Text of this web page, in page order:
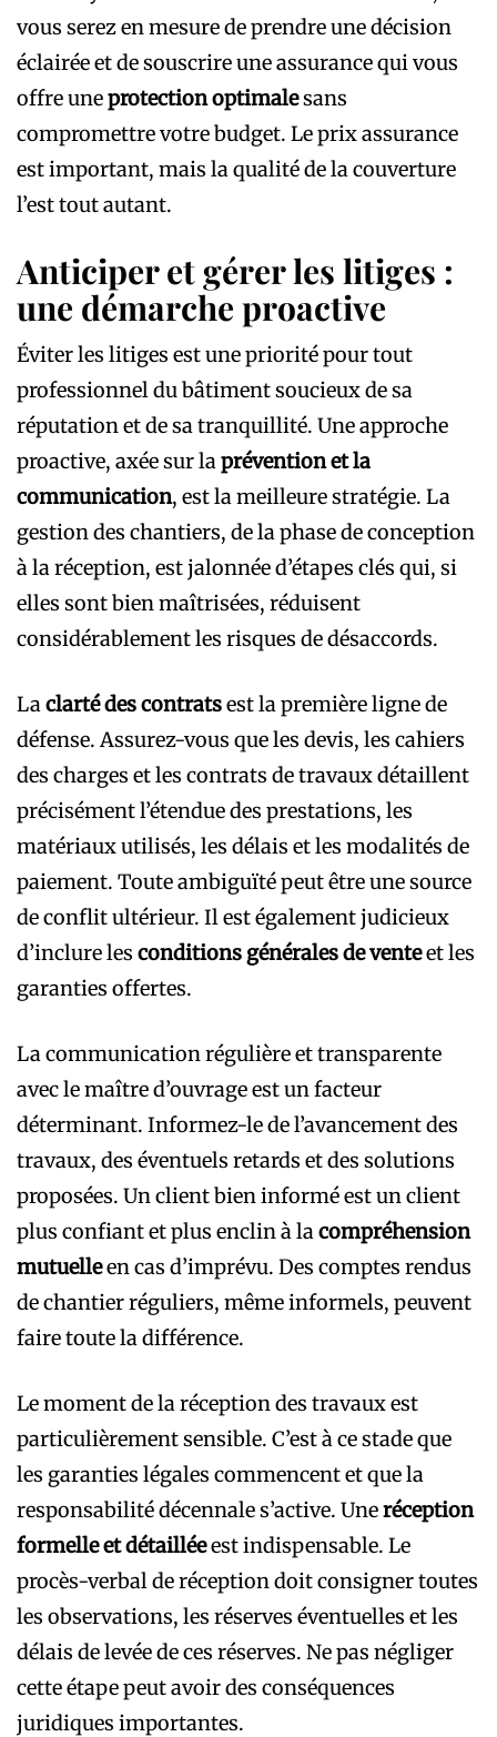
vous serez en mesure de prendre une décision
éclairée et de souscrire une assurance qui vous
offre uneprotection optimalesans
compromettre votre budget. Le prix assurance
est important, mais la qualité de la couverture
l’est tout autant.
Anticiper et gérer les litiges :
une démarche proactive
Éviter les litiges est une priorité pour tout
professionnel du bâtiment soucieux de sa
réputation et de sa tranquillité. Une approche
proactive, axée sur laprévention et la
communication, est la meilleure stratégie. La
gestion des chantiers, de la phase de conception
à la réception, est jalonnée d’étapes clés qui, si
elles sont bien maîtrisées, réduisent
considérablement les risques de désaccords.
Laclarté des contratsest la première ligne de
défense. Assurez-vous que les devis, les cahiers
des charges et les contrats de travaux détaillent
précisément l’étendue des prestations, les
matériaux utilisés, les délais et les modalités de
paiement. Toute ambiguïté peut être une source
de conflit ultérieur. Il est également judicieux
d’inclure les conditions générales de venteet les
garanties offertes.
La communication régulière et transparente
avec le maître d’ouvrage est un facteur
déterminant. Informez-le de l’avancement des
travaux, des éventuels retards et des solutions
proposées. Un client bien informé est un client
plus confiant et plus enclin à lacompréhension
mutuelleen cas d’imprévu. Des comptes rendus
de chantier réguliers, même informels, peuvent
faire toute la différence.
Le moment de la réception des travaux est
particulièrement sensible. C’est à ce stade que
les garanties légales commencent et que la
responsabilité décennale s’active. Uneréception
formelle et détailléeest indispensable. Le
procès-verbal de réception doit consigner toutes
les observations, les réserves éventuelles et les
délais de levée de ces réserves. Ne pas négliger
cette étape peut avoir des conséquences
juridiques importantes.